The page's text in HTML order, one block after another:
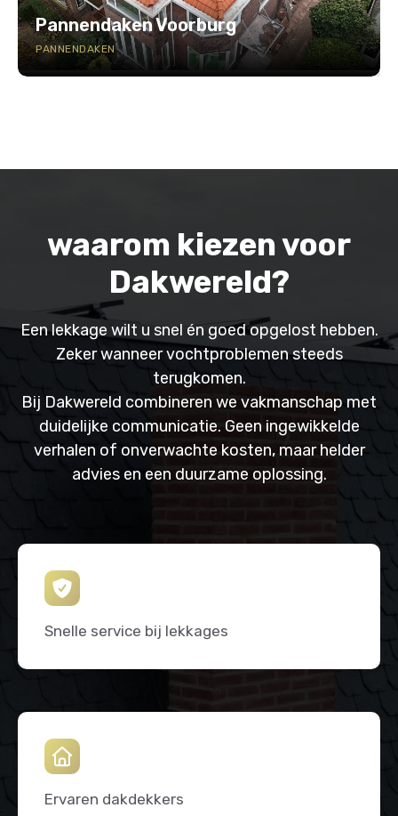
Pannendaken Voorburg
PANNENDAKEN
waarom kiezen voor
Dakwereld?
Een lekkage wilt u snel én goed opgelost hebben.
Zeker wanneer vochtproblemen steeds
terugkomen.
Bij Dakwereld combineren we vakmanschap met
duidelijke communicatie. Geen ingewikkelde
verhalen of onverwachte kosten, maar helder
advies en een duurzame oplossing.
Snelle service bij lekkages
Ervaren dakdekkers